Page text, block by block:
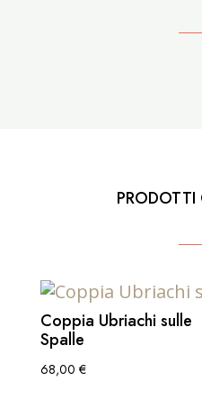
PRODOTTI
Coppia Ubriachi sulle
Spalle
68,00 €